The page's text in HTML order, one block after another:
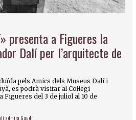
presenta a Figueres la
Dalí per l’arquitecte de
pels Amics dels Museus Dalí i
es podrà visitar al Col·legi
Figueres del 3 de juliol al 10 de
admira Gaudí